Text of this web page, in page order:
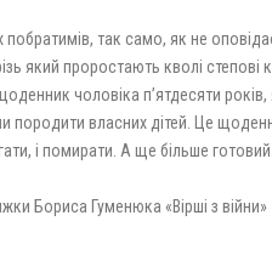
побратимів, так само, як не
який проростають кволі степові
чоловіка п’ятдесяти років,
породити власних дітей. Це
і помирати. А ще більше
Бориса Гуменюка «Вірші з війни»